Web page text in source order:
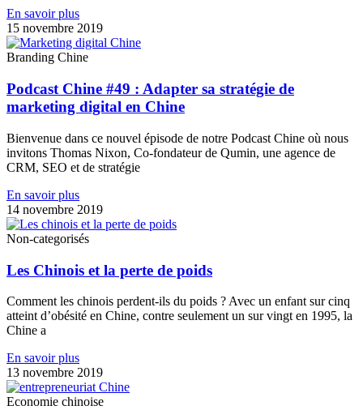
En savoir plus
15 novembre 2019
Branding Chine
Podcast Chine #49 : Adapter sa stratégie de
marketing digital en Chine
Bienvenue dans ce nouvel épisode de notre Podcast Chine où nous
invitons Thomas Nixon, Co-fondateur de Qumin, une agence de
CRM, SEO et de stratégie
En savoir plus
14 novembre 2019
Non-categorisés
Les Chinois et la perte de poids
Comment les chinois perdent-ils du poids ? Avec un enfant sur cinq
atteint d’obésité en Chine, contre seulement un sur vingt en 1995, la
Chine a
En savoir plus
13 novembre 2019
Economie chinoise